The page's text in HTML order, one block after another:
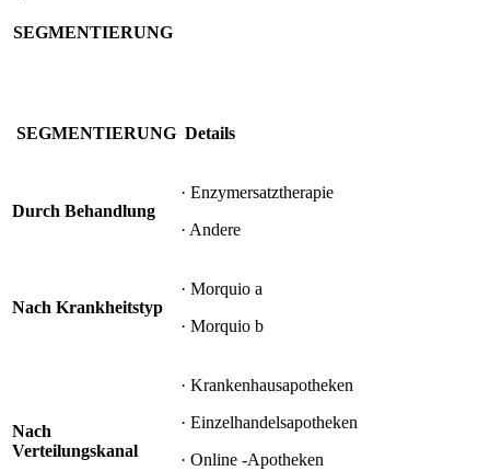
SEGMENTIERUNG
SEGMENTIERUNG Details
Durch Behandlung
· Enzymersatztherapie
· Andere
Nach Krankheitstyp
· Morquio a
· Morquio b
Nach
Verteilungskanal
· Krankenhausapotheken
· Einzelhandelsapotheken
· Online -Apotheken